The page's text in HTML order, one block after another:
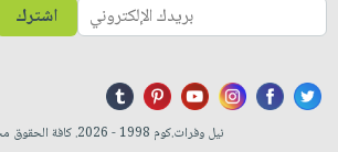
اشترك
نيل وفرات.كوم 1998 - 2026. كافة الحقوق محفوظة ©